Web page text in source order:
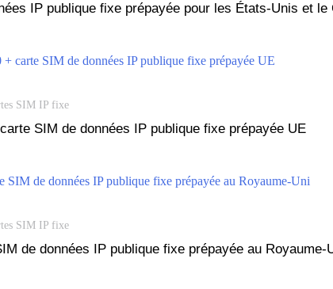
IP publique fixe prépayée pour les États-Unis et le
SIM IP fixe
SIM de données IP publique fixe prépayée UE
SIM IP fixe
de données IP publique fixe prépayée au Royaume-